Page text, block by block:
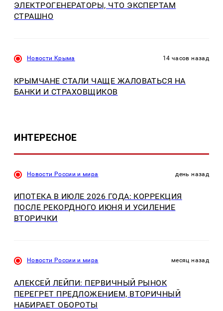
ЭЛЕКТРОГЕНЕРАТОРЫ, ЧТО ЭКСПЕРТАМ
СТРАШНО
Новости Крыма 14 часов назад
КРЫМЧАНЕ СТАЛИ ЧАЩЕ ЖАЛОВАТЬСЯ НА
БАНКИ И СТРАХОВЩИКОВ
ИНТЕРЕСНОЕ
Новости России и мира день назад
ИПОТЕКА В ИЮЛЕ 2026 ГОДА: КОРРЕКЦИЯ
ПОСЛЕ РЕКОРДНОГО ИЮНЯ И УСИЛЕНИЕ
ВТОРИЧКИ
Новости России и мира месяц назад
АЛЕКСЕЙ ЛЕЙПИ: ПЕРВИЧНЫЙ РЫНОК
ПЕРЕГРЕТ ПРЕДЛОЖЕНИЕМ, ВТОРИЧНЫЙ
НАБИРАЕТ ОБОРОТЫ